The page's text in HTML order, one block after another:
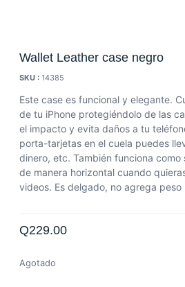
Wallet Leather case negro
SKU : 14385
Este case es funcional y elegante.
de tu iPhone protegiéndolo de las
el impacto y evita daños a tu
porta-tarjetas en el cuela puedes
dinero, etc. También funciona
de manera horizontal cuando
videos. Es delgado, no agrega peso
Q229.00
Agotado